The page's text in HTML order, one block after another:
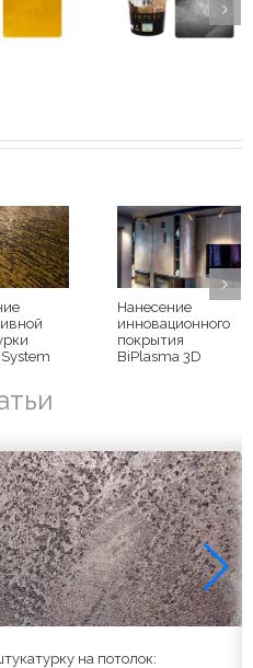
Нанесение
инновационного
покрытия
BiPlasma 3D
на потолок: